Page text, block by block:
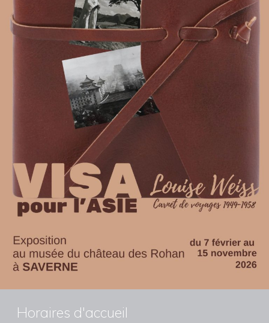
Colloques et journées d’études
Offres d’emploi
Formations
Horaires d'accueil